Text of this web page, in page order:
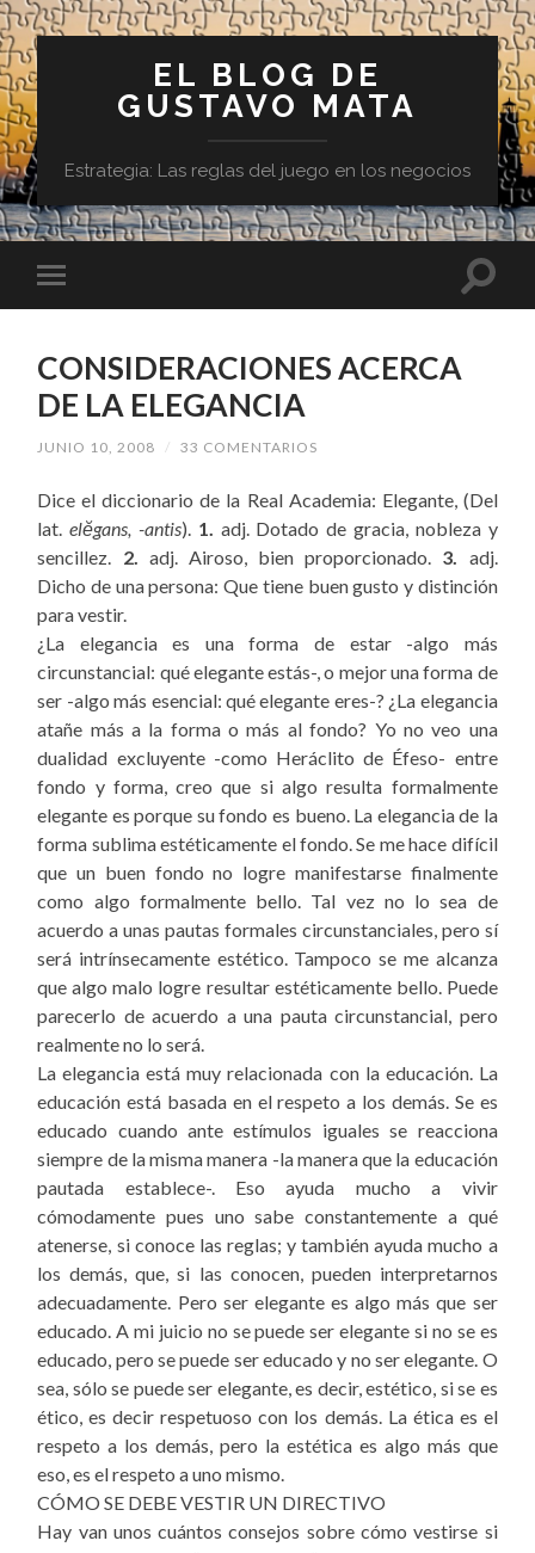
EL BLOG DE
GUSTAVO MATA
Estrategia: Las reglas del juego en los negocios
CONSIDERACIONES ACERCA
DE LA ELEGANCIA
JUNIO 10, 2008 / 33 COMENTARIOS
Dice el diccionario de la Real Academia: Elegante, (Del
lat.elĕgans, -antis). 1. adj. Dotado de gracia, nobleza y
sencillez. 2. adj. Airoso, bien proporcionado. 3. adj.
Dicho de una persona: Que tiene buen gusto y distinción
para vestir.
¿La elegancia es una forma de estar -algo más
circunstancial: qué elegante estás-, o mejor una forma de
ser -algo más esencial: qué elegante eres-? ¿La elegancia
atañe más a la forma o más al fondo? Yo no veo una
dualidad excluyente -como Heráclito de Éfeso- entre
fondo y forma, creo que si algo resulta formalmente
elegante es porque su fondo es bueno. La elegancia de la
forma sublima estéticamente el fondo. Se me hace difícil
que un buen fondo no logre manifestarse finalmente
como algo formalmente bello. Tal vez no lo sea de
acuerdo a unas pautas formales circunstanciales, pero sí
será intrínsecamente estético. Tampoco se me alcanza
que algo malo logre resultar estéticamente bello. Puede
parecerlo de acuerdo a una pauta circunstancial, pero
realmente no lo será.
La elegancia está muy relacionada con la educación. La
educación está basada en el respeto a los demás. Se es
educado cuando ante estímulos iguales se reacciona
siempre de la misma manera -la manera que la educación
pautada establece-. Eso ayuda mucho a vivir
cómodamente pues uno sabe constantemente a qué
atenerse, si conoce las reglas; y también ayuda mucho a
los demás, que, si las conocen, pueden interpretarnos
adecuadamente. Pero ser elegante es algo más que ser
educado. A mi juicio no se puede ser elegante si no se es
educado, pero se puede ser educado y no ser elegante. O
sea, sólo se puede ser elegante, es decir, estético, si se es
ético, es decir respetuoso con los demás. La ética es el
respeto a los demás, pero la estética es algo más que
eso, es el respeto a uno mismo.
CÓMO SE DEBE VESTIR UN DIRECTIVO
Hay van unos cuántos consejos sobre cómo vestirse si